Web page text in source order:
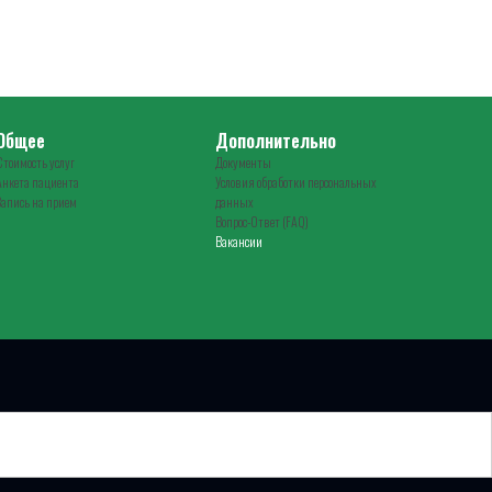
услуг
пациента
на прием
Дополнительно
Документы
Условия обработки персональных
данных
Вопрос-Ответ (FAQ)
Вакансии